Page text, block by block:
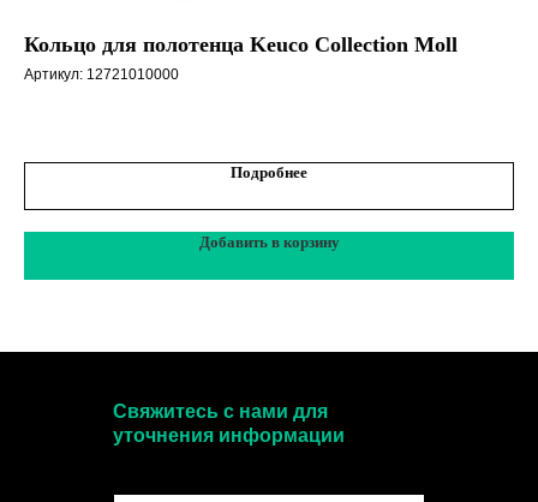
Кольцо для полотенца Keuco Collection Moll
Артикул: 12721010000
Подробнее
Добавить в корзину
Свяжитесь с нами для
уточнения информации